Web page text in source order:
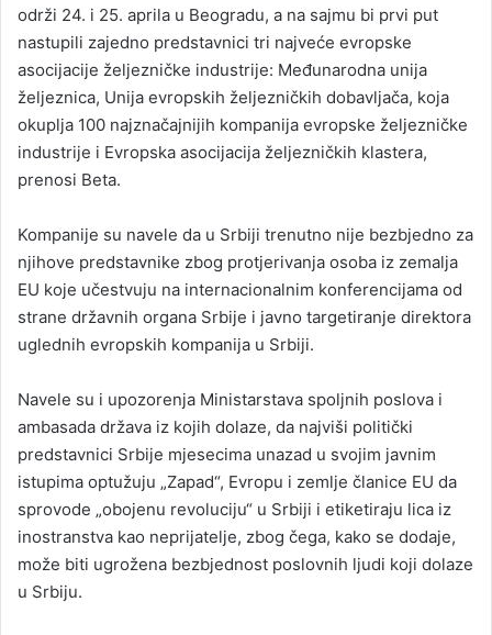
održi 24. i 25. aprila u Beogradu, a na sajmu bi prvi put
nastupili zajedno predstavnici tri najveće evropske
asocijacije željezničke industrije: Međunarodna unija
željeznica, Unija evropskih željezničkih dobavljača, koja
okuplja 100 najznačajnijih kompanija evropske željezničke
industrije i Evropska asocijacija željezničkih klastera,
prenosi Beta.
Kompanije su navele da u Srbiji trenutno nije bezbjedno za
njihove predstavnike zbog protjerivanja osoba iz zemalja
EU koje učestvuju na internacionalnim konferencijama od
strane državnih organa Srbije i javno targetiranje direktora
uglednih evropskih kompanija u Srbiji.
Navele su i upozorenja Ministarstava spoljnih poslova i
ambasada država iz kojih dolaze, da najviši politički
predstavnici Srbije mjesecima unazad u svojim javnim
istupima optužuju „Zapad“, Evropu i zemlje članice EU da
sprovode „obojenu revoluciju“ u Srbiji i etiketiraju lica iz
inostranstva kao neprijatelje, zbog čega, kako se dodaje,
može biti ugrožena bezbjednost poslovnih ljudi koji dolaze
u Srbiju.